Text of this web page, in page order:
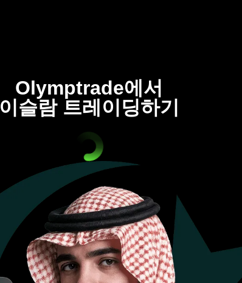
Olymptrade에서
이슬람 트레이딩하기